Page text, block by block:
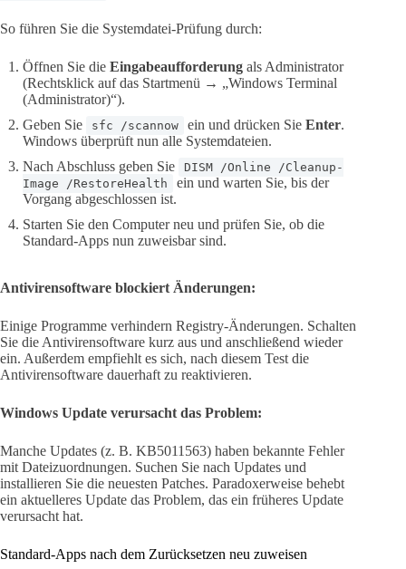
So führen Sie die Systemdatei-Prüfung durch:
Öffnen Sie die Eingabeaufforderung als Administrator
(Rechtsklick auf das Startmenü → „Windows Terminal
(Administrator)“).
Geben Sie
sfc /scannow ein und drücken Sie Enter.
Windows überprüft nun alle Systemdateien.
Nach Abschluss geben Sie
DISM /Online /Cleanup-
Image /RestoreHealth
ein und warten Sie, bis der
Vorgang abgeschlossen ist.
Starten Sie den Computer neu und prüfen Sie, ob die
Standard-Apps nun zuweisbar sind.
Antivirensoftware blockiert Änderungen:
Einige Programme verhindern Registry-Änderungen. Schalten
Sie die Antivirensoftware kurz aus und anschließend wieder
ein. Außerdem empfiehlt es sich, nach diesem Test die
Antivirensoftware dauerhaft zu reaktivieren.
Windows Update verursacht das Problem:
Manche Updates (z. B. KB5011563) haben bekannte Fehler
mit Dateizuordnungen. Suchen Sie nach Updates und
installieren Sie die neuesten Patches. Paradoxerweise behebt
ein aktuelleres Update das Problem, das ein früheres Update
verursacht hat.
Standard-Apps nach dem Zurücksetzen neu zuweisen